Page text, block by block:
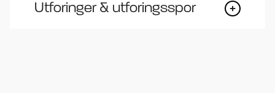
Utforinger & utforingsspor